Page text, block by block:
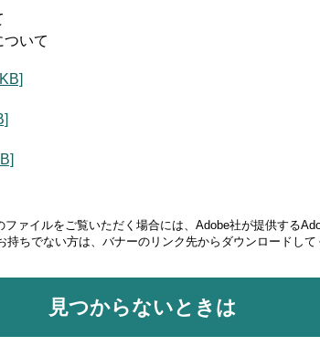
いて
ファイルをご覧いただく場合には、Adobe社が提供する
持ちでない方は、バナーのリンク先からダウンロードして
見つからないときは